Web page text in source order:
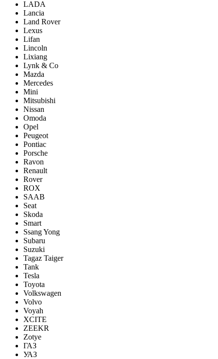
LADA
Lancia
Land Rover
Lexus
Lifan
Lincoln
Lixiang
Lynk & Co
Mazda
Mercedes
Mini
Mitsubishi
Nissan
Omoda
Opel
Peugeot
Pontiac
Porsсhe
Ravon
Renault
Rover
ROX
SAAB
Seat
Skoda
Smart
Ssang Yong
Subaru
Suzuki
Tagaz Taiger
Tank
Tesla
Toyota
Volkswagen
Volvo
Voyah
XCITE
ZEEKR
Zotye
ГАЗ
УАЗ